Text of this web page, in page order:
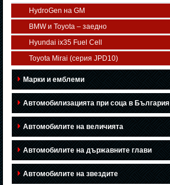
HydroGen на GM
BMW и Toyota – заедно
Hyundai ix35 Fuel Cell
Toyota Mirai (серия JPD10)
Марки и емблеми
Автомобилизацията при соца в България
Автомобилите на величията
Автомобилите на държавните глави
Автомобилите на звездите